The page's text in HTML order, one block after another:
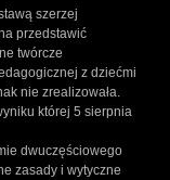
szerzej
przedstawić
twórcze
z dziećmi
nie zrealizowała.
której 5 sierpnia
dwuczęściowego
zasady i wytyczne